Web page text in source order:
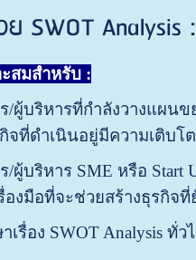
SWOT
สมสำหรับ :
/ผู้บริหารที่กำลังวางแผน
จที่ดำเนินอยู่มีความเติบโ
/ผู้บริหาร SME หรือ Start
องมือที่จะช่วยสร้างธุรกิจที่
รื่อง SWOT Analysis ทั่ว